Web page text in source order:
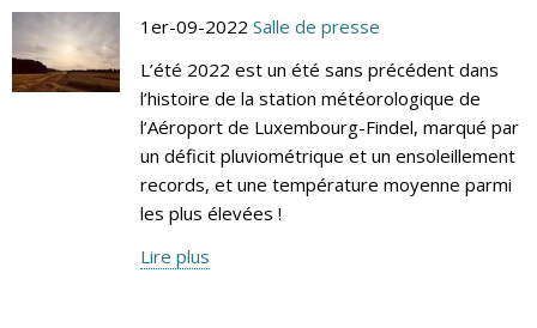
1er-09-2022 Salle de presse
L’été 2022 est un été sans précédent dans
l’histoire de la station météorologique de
l’Aéroport de Luxembourg-Findel, marqué par
un déficit pluviométrique et un ensoleillement
records, et une température moyenne parmi
les plus élevées !
Lire plus